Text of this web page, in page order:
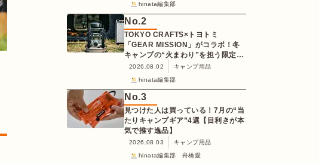
hinata編集部
No.2
TOKYO CRAFTS×トヨトミ
「GEAR MISSION」がコラボ！冬
キャンプの“火まわり”を担う限定
K3クッキングストーブが登場
2026.08.02
キャンプ用品
hinata編集部
No.3
見つけた人は買っている！7月の“当
たりキャンプギア”4選【目利きが本
気で推す逸品】
2026.08.03
キャンプ用品
hinata編集部 舟橋愛